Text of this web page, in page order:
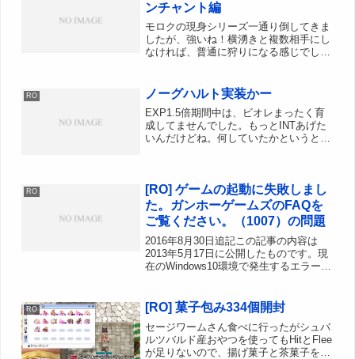
ンチャント編
モロクの現身シリーズ一通り倒してきま
したが、強いね！横湧きと複数相手にし
なければ、普通に狩りになる感じでした
ト前からコツコツ溜め込んでいたのを一
気にカンカン結果は、、、...
RO ノーグハルト実装かー
EXP1.5倍期間中は、ビオレまったく育
成してませんでした。もっとINTあげた
いんだけどね。何していたかというと、
GvGは...
RO
[RO] ゲームの起動に失敗しまし
た。ガンホーゲームズのFAQを
ご覧ください。（1007）の問題
2016年8月30日追記この記事の内容は
2013年5月17日に公開したものです。現
在のWindows10環境で発生するエラーの
起動しようとすると、例のメッセージが
でた。...
RO [RO] 菓子包み334個開封
セージワームさん食べに行ったがシュバ
ルツバルド産おやつを使ってもHitとFlee
が足りないので、揚げ菓子と茶菓子を使